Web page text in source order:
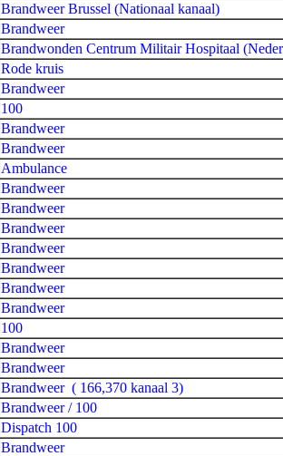
Brandweer Brussel (Nationaal kanaal)
Brandweer
Brandwonden Centrum Militair Hospitaal
Rode kruis
Brandweer
100
Brandweer
Brandweer
Ambulance
Brandweer
Brandweer
Brandweer
Brandweer
Brandweer
Brandweer
Brandweer
100
Brandweer
Brandweer
Brandweer ( 166,370 kanaal 3)
Brandweer / 100
Dispatch 100
Brandweer